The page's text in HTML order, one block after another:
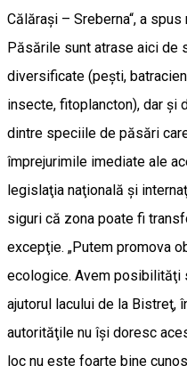
Călăraşi – Sreberna“, a
Păsările sunt atrase aici de
diversificate (peşti,
insecte, fitoplancton), dar şi
dintre speciile de păsări
împrejurimile imediate ale
legislaţia naţională şi
siguri că zona poate fi
excepţie. „Putem promova
ecologice. Avem posibilităţi
ajutorul lacului de la Bistreţ,
autorităţile nu îşi doresc
loc nu este foarte bine